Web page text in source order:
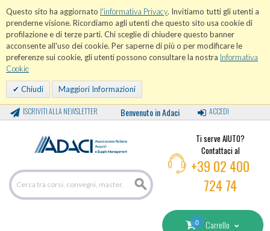
Questo sito ha aggiornato l'informativa Privacy. Invitiamo tutti gli utenti a
prenderne visione. Ricordiamo agli utenti che questo sito usa cookie di
profilazione e di terze parti. Chi sceglie di chiudere questo banner
acconsente all'uso dei cookie. Per saperne di più o per modificare le
preferenze sui cookie, gli utenti possono consultare la nostra Informativa
Cookie
Chiudi Maggiori Informazioni
ISCRIVITI ALLA NEWSLETTER Benvenuto in Adaci ACCEDI
Ti serve AIUTO?
Contattaci al
+39 02 400
724 74
0 Carrello